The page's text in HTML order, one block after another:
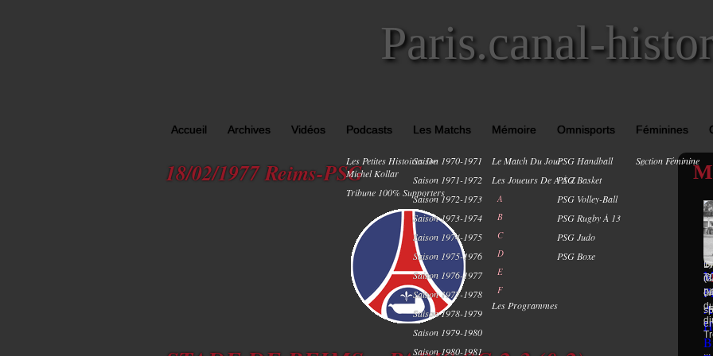
Paris.canal-
Accueil Archives Vidéos Podcasts
Les Petites Histoires De
Michel Kollar
Tribune 100% Supporters
Les Matchs
Saison 1970-1971
Saison 1971-1972
Saison 1972-1973
Saison 1973-1974
Saison 1974-1975
Saison 1975-1976
Saison 1976-1977
Saison 1977-1978
Saison 1978-1979
Saison 1979-1980
Saison 1980-1981
Mémoire
Le Match Du Jour
Les Joueurs De A À Z
A
B
C
D
E
F
Les Programmes
Omnisports
PSG Handball
PSG Basket
PSG Volley-Ball
PSG Rugby À 13
PSG Judo
PSG Boxe
Féminines
Section Féminine
0
18/02/1977 Reims-PSG
...
: